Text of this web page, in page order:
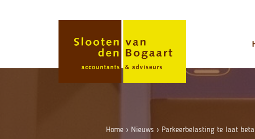
Home › Nieuws › Parkeerbelasting te laat